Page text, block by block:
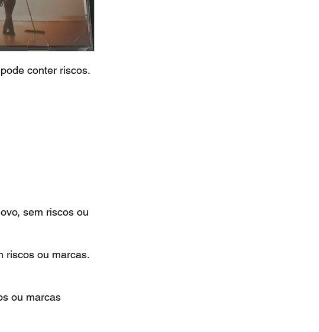
conter riscos.
sem riscos ou
riscos ou marcas.
ou marcas